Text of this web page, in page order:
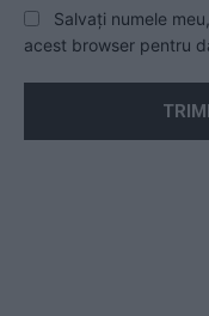
Salvați numele
acest browser pentru